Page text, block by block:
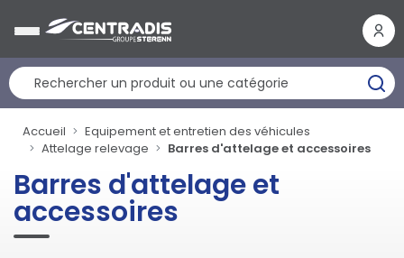
Accueil
Equipement et entretien des véhicules
Attelage relevage
Barres d'attelage et accessoires
Barres d'attelage et
accessoires